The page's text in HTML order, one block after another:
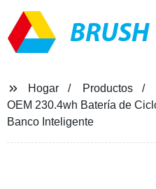
BRUSH
Hogar
Productos
OEM 230.4wh Batería de
Banco Inteligente